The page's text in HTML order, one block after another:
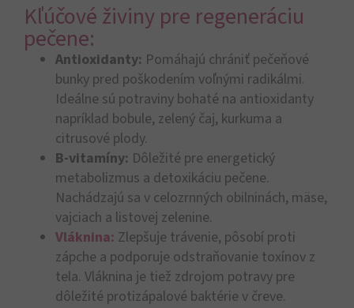
Kľúčové živiny pre regeneráciu
pečene:
Antioxidanty: Pomáhajú chrániť pečeňové
bunky pred poškodením voľnými radikálmi.
Ideálne sú potraviny bohaté na antioxidanty
napríklad bobule, zelený čaj, kurkuma a
citrusové plody.
B-vitamíny: Dôležité pre energetický
metabolizmus a detoxikáciu pečene.
Nachádzajú sa v celozrnných obilninách, mäse,
vajciach a listovej zelenine.
Vláknina: Zlepšuje trávenie, pôsobí proti
zápche a podporuje odstraňovanie toxínov z
tela. Vláknina je tiež zdrojom potravy pre
dôležité protizápalové baktérie v čreve.